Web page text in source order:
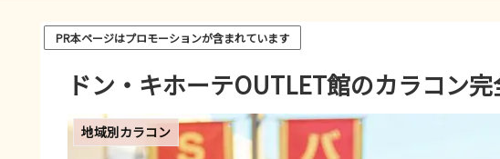
PR本ページはプロモーションが含まれています
ドン・キホーテOUTLET館のカラコン
地域別カラコン